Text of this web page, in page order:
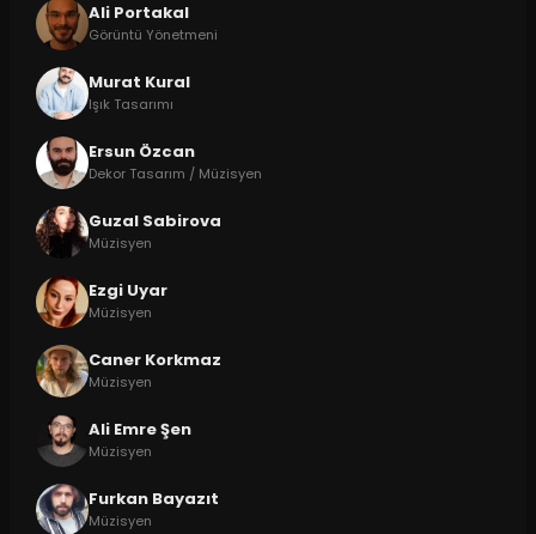
Ali Portakal
Görüntü Yönetmeni
Murat Kural
Işık Tasarımı
Ersun Özcan
Dekor Tasarım / Müzisyen
Guzal Sabirova
Müzisyen
Ezgi Uyar
Müzisyen
Caner Korkmaz
Müzisyen
Ali Emre Şen
Müzisyen
Furkan Bayazıt
Müzisyen